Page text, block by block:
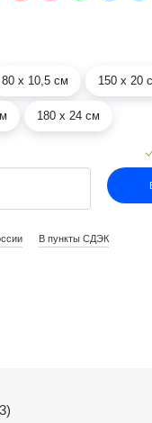
80 х 10,5 см 150 х 20
180 х 24 см
В пункты СДЭК